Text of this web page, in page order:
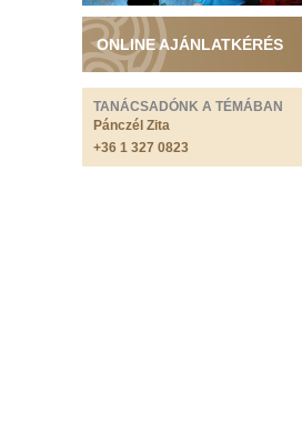
ONLINE AJÁNLATKÉRÉS
TANÁCSADÓNK A TÉMÁBAN
Pánczél Zita
+36 1 327 0823